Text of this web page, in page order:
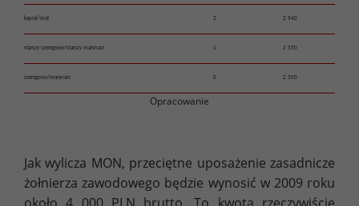
kapral/mat 2 2 940
starszy szeregowy/starszy marynarz 1 2 550
szeregowy/marynarz 0 2 500
Opracowanie
Jak wylicza MON, przeciętne uposażenie zasadnicze
żołnierza zawodowego będzie wynosić w 2009 roku